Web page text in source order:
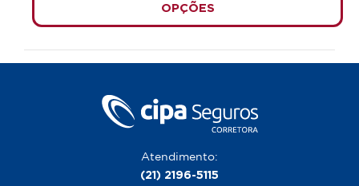
OPÇÕES
Atendimento:
(21) 2196-5115